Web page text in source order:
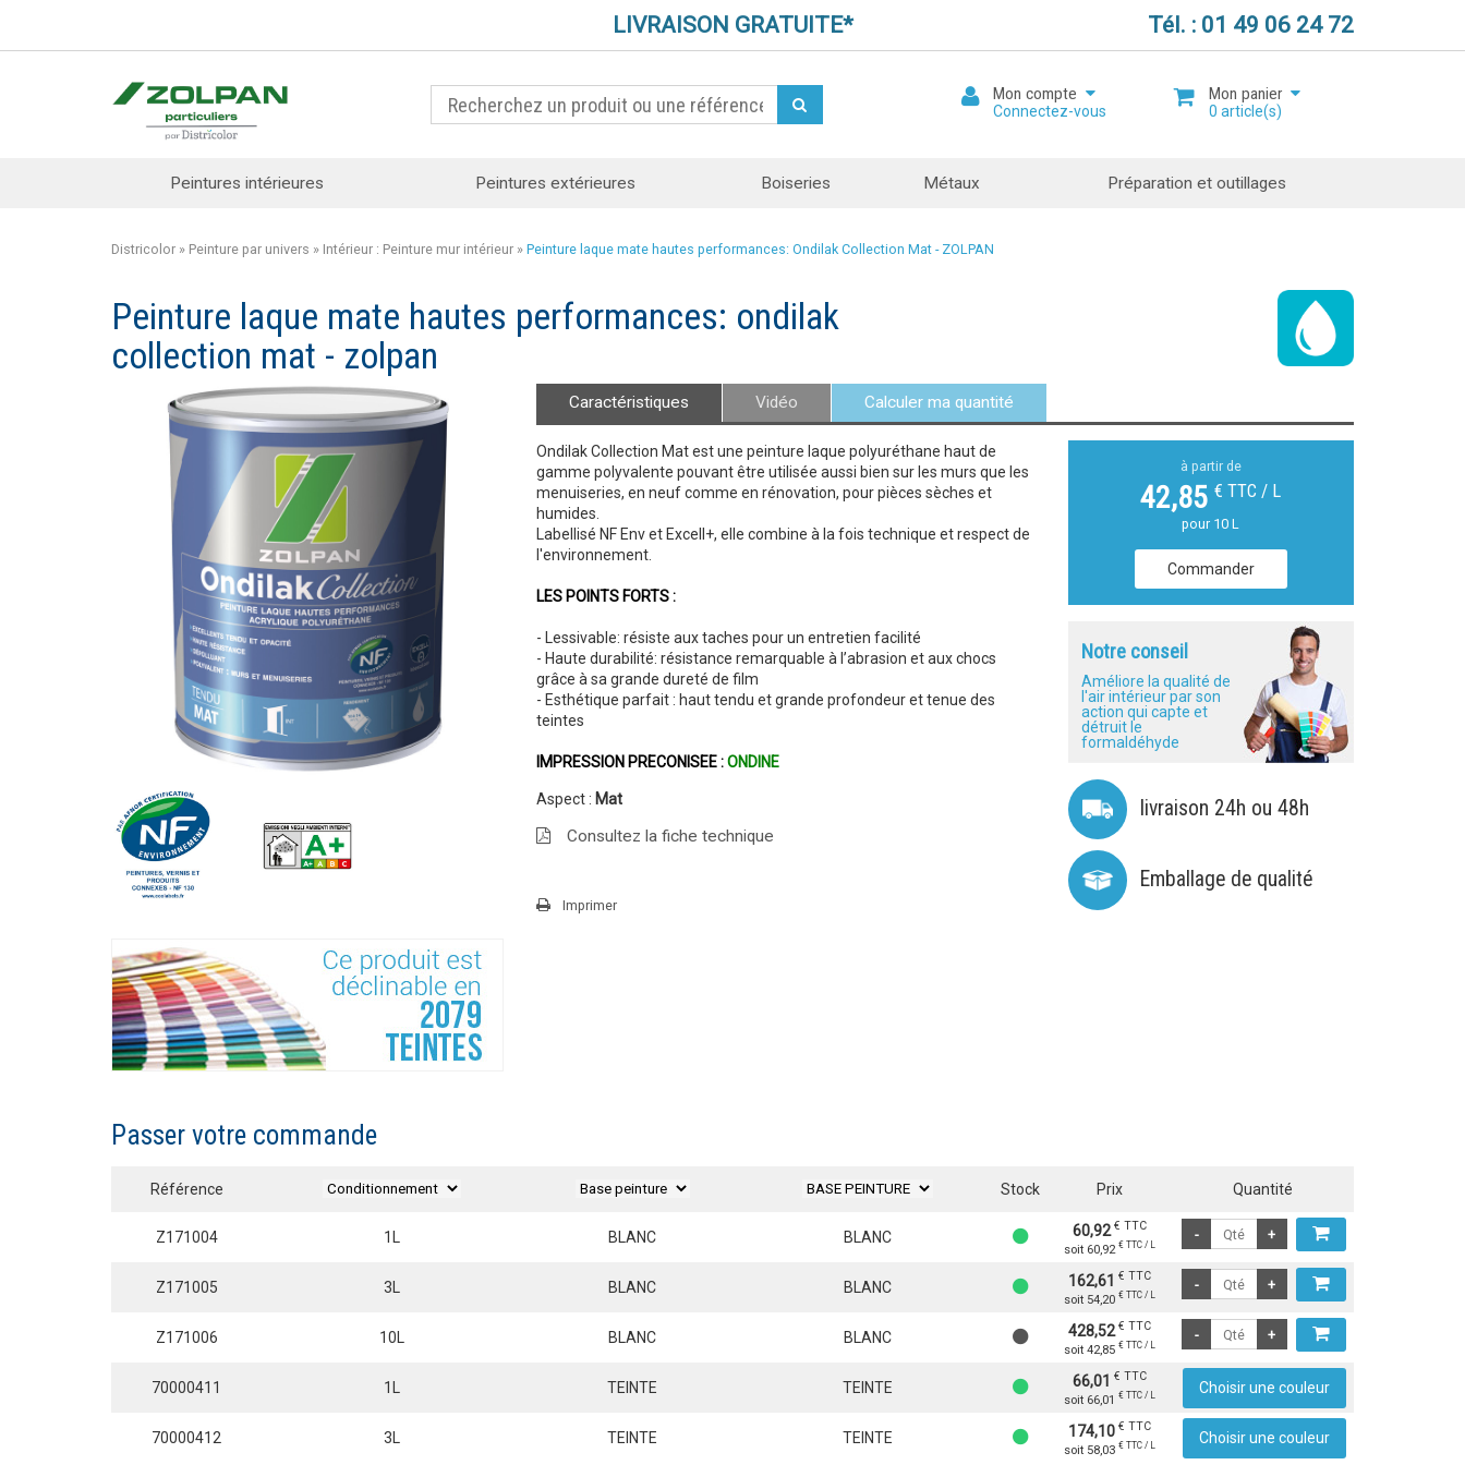
LIVRAISON GRATUITE* Tél. : 01 49 06 24 72
Mon compte
Connectez-vous
Mon panier
0 article(s)
Peintures intérieures Peintures extérieures Boiseries Métaux Préparation et outillages
Districolor » Peinture par univers » Intérieur : Peinture mur intérieur » Peinture laque mate hautes performances: Ondilak Collection Mat - ZOLPAN
Peinture laque mate hautes performances: ondilak
collection mat - zolpan
à partir de
42,85€ TTC / L
pour 10 L
Commander
Notre conseil
Améliore la qualité de
l'air intérieur par son
action qui capte et
détruit le
formaldéhyde
livraison 24h ou 48h
Emballage de qualité
Caractéristiques Vidéo Calculer ma quantité
Ondilak Collection Mat est une peinture laque polyuréthane haut de
gamme polyvalente pouvant être utilisée aussi bien sur les murs que les
menuiseries, en neuf comme en rénovation, pour pièces sèches et
humides.
Labellisé NF Env et Excell+, elle combine à la fois technique et respect de
l'environnement.
LES POINTS FORTS :
- Lessivable: résiste aux taches pour un entretien facilité
- Haute durabilité: résistance remarquable à l’abrasion et aux chocs
grâce à sa grande dureté de film
- Esthétique parfait : haut tendu et grande profondeur et tenue des
teintes
IMPRESSION PRECONISEE :ONDINE
Aspect : Mat
Consultez la fiche technique
Imprimer
Passer votre commande
Référence Stock Prix Quantité
Z171004 1L BLANC BLANC 60,92€ TTC
soit 60,92 € TTC / L
Z171005 3L BLANC BLANC 162,61 € TTC
soit 54,20 € TTC / L
Z171006 10L BLANC BLANC 428,52€ TTC
soit 42,85 € TTC / L
70000411 1L TEINTE TEINTE 66,01 € TTC
soit 66,01 € TTC / L Choisir une couleur
70000412 3L TEINTE TEINTE 174,10 € TTC
soit 58,03 € TTC / L Choisir une couleur